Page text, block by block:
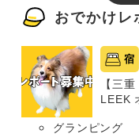
おでかけレ
宿
【三
LEEK
グランピング